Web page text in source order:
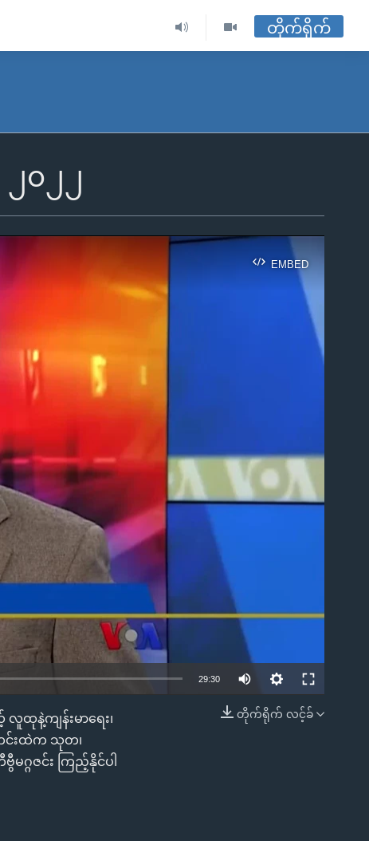
တိုက်ရိုက်
၂၀၂၂
EMBED
EMBED
29:30
တိုက်ရိုက် လင့်ခ်
နဲ့ကျန်းမာရေး၊
တင်းထဲက သုတ၊
ဂ္ဂဇင်း ကြည့်နိုင်ပါ